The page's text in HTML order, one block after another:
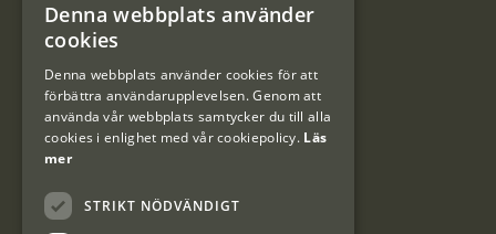
#Interjaktfamily
Kundklubb
Information om kundklubben.
SWEDISH
Denna webbplats använder
cookies
Denna webbplats använder cookies för att
förbättra användarupplevelsen. Genom att
använda vår webbplats samtycker du till alla
cookies i enlighet med vår cookiepolicy. Läs
mer
STRIKT NÖDVÄNDIGT